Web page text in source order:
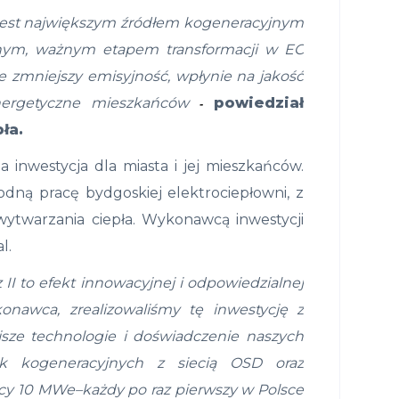
największym źródłem kogeneracyjnym
ważnym etapem transformacji w EC
emisyjność, wpłynie na jakość
mieszkańców
- powiedział
dla miasta i jej mieszkańców.
pracę bydgoskiej elektrociepłowni, z
ciepła. Wykonawcą inwestycji
II to efekt innowacyjnej i odpowiedzialnej
zrealizowaliśmy tę inwestycję z
technologie i doświadczenie naszych
kogeneracyjnych z siecią OSD oraz
10 MWe–każdy po raz pierwszy w Polsce